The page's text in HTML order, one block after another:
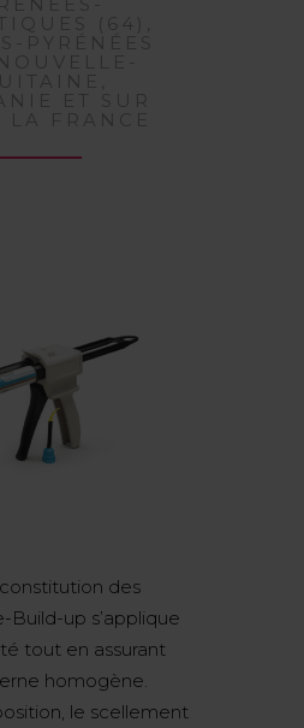
des
up s’applique
tout en assurant
homogène.
le scellement